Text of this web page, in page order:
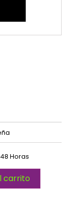
Horas
carrito